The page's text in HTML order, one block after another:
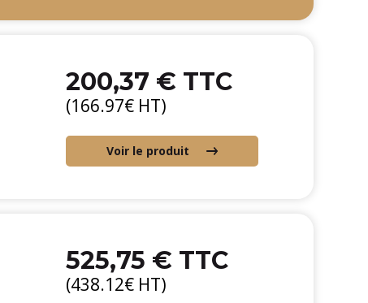
200,37 € TTC
(166.97€ HT)
Voir le produit
525,75 € TTC
(438.12€ HT)